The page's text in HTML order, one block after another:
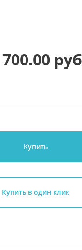
руб
Купить
Купить в один клик